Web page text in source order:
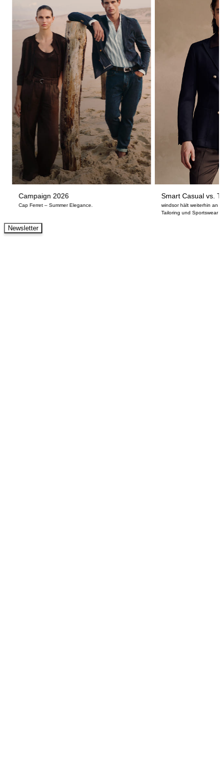
Campaign 2026
Cap Ferret – Summer Elegance.
Smart Casual vs.
windsor hält weiterhin an
Tailoring und Sportswear
Newsletter